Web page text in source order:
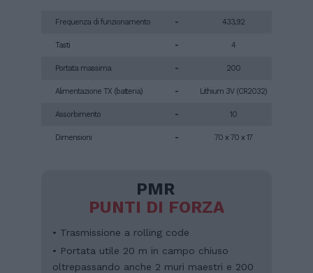
Frequenza di funzionamento
Tasti
Portata massima
Alimentazione TX (batteria)
Assorbimento
Dimensioni
-
-
-
-
-
-
433,92
4
200
Lithium 3V (CR2032)
10
70 x 70 x 17
PMR
PUNTI DI FORZA
• Trasmissione a rolling code
• Portata utile 20 m in campo chiuso
oltrepassando anche 2 muri maestri e 200